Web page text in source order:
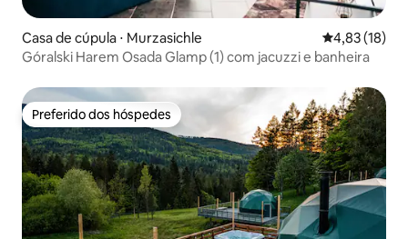
Casa de cúpula ⋅ Murzasichle 4,83 de uma
4,83 (18)
Góralski Harem Osada Glamp (1) com jacuzzi e banheira
Preferido dos hóspedes
Preferido dos hóspedes